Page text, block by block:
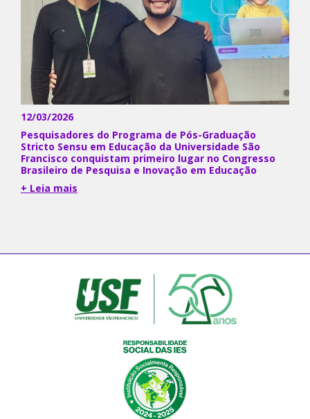
12/03/2026
Pesquisadores do Programa de Pós-Graduação
Stricto Sensu em Educação da Universidade São
Francisco conquistam primeiro lugar no Congresso
Brasileiro de Pesquisa e Inovação em Educação
+ Leia mais